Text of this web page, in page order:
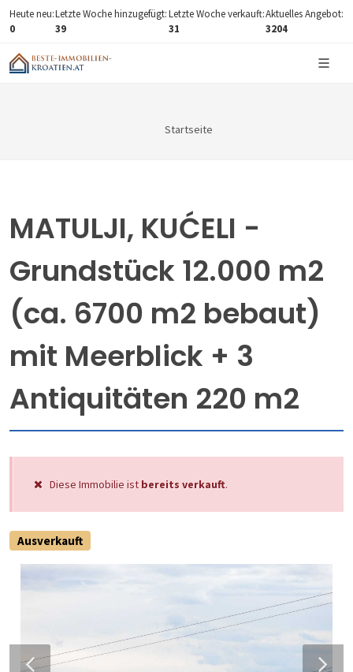
Heute neu:
0
Letzte Woche hinzugefügt:
39
Letzte Woche verkauft:
31
Aktuelles Angebot:
3204
Startseite
MATULJI, KUĆELI -
Grundstück 12.000 m2
(ca. 6700 m2 bebaut)
mit Meerblick + 3
Antiquitäten 220 m2
Diese Immobilie ist bereits verkauft.
Ausverkauft